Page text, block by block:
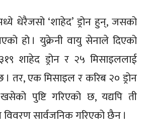
धेरैजसो ‘शाहेद’ ड्रोन हुन्, जसको
हो । युक्रेनी वायु सेनाले दिएको
शाहेद ड्रोन र २५ मिसाइललाई
। तर, एक मिसाइल र करिब २० ड्रोन
पुष्टि गरिएको छ, यद्यपि ती
सार्वजनिक गरिएको छैन ।